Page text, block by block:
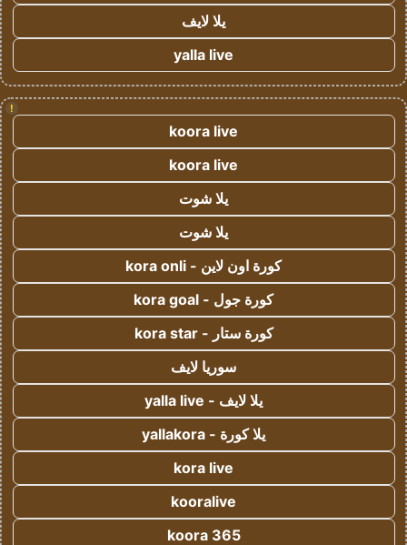
يلا لايف
yalla live
!
koora live
koora live
يلا شوت
يلا شوت
كورة اون لاين - kora onli
كورة جول - kora goal
كورة ستار - kora star
سوريا لايف
يلا لايف - yalla live
يلا كورة - yallakora
kora live
kooralive
koora 365